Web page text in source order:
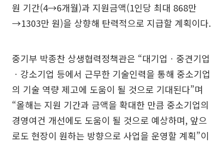
원 기간(4→6개월)과 지원금액(1인당 최대 868만
→1303만 원)을 상향해 탄력적으로 지급할 계획이다.
중기부 박종찬 상생협력정책관은 “대기업ㆍ중견기업
ㆍ강소기업 등에서 근무한 기술인력을 통해 중소기업
의 기술 역량 제고에 도움이 될 것으로 기대된다”며
“올해는 지원 기간과 금액을 확대한 만큼 중소기업의
경영여건 개선에도 도움이 될 것으로 예상하며, 앞으
로도 현장이 원하는 방향으로 사업을 운영할 계획”이